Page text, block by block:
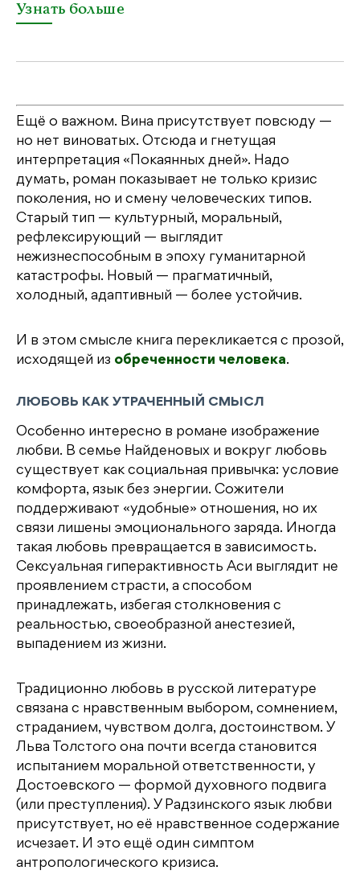
Узнать больше
Ещё о важном. Вина присутствует повсюду —
но нет виноватых. Отсюда и гнетущая
интерпретация «Покаянных дней». Надо
думать, роман показывает не только кризис
поколения, но и смену человеческих типов.
Старый тип — культурный, моральный,
рефлексирующий — выглядит
нежизнеспособным в эпоху гуманитарной
катастрофы. Новый — прагматичный,
холодный, адаптивный — более устойчив.
И в этом смысле книга перекликается с прозой,
исходящей из обреченности человека.
ЛЮБОВЬ КАК УТРАЧЕННЫЙ СМЫСЛ
Особенно интересно в романе изображение
любви. В семье Найденовых и вокруг любовь
существует как социальная привычка: условие
комфорта, язык без энергии. Сожители
поддерживают «удобные» отношения, но их
связи лишены эмоционального заряда. Иногда
такая любовь превращается в зависимость.
Сексуальная гиперактивность Аси выглядит не
проявлением страсти, а способом
принадлежать, избегая столкновения с
реальностью, своеобразной анестезией,
выпадением из жизни.
Традиционно любовь в русской литературе
связана с нравственным выбором, сомнением,
страданием, чувством долга, достоинством. У
Льва Толстого она почти всегда становится
испытанием моральной ответственности, у
Достоевского — формой духовного подвига
(или преступления). У Радзинского язык любви
присутствует, но её нравственное содержание
исчезает. И это ещё один симптом
антропологического кризиса.